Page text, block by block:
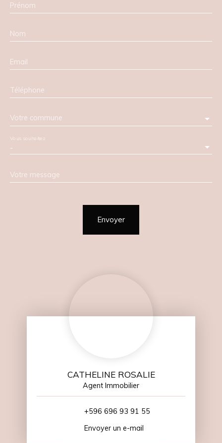
Prénom
Nom
Email
Téléphone
Votre commune
-
Vous souhaitez
Votre message
Envoyer
CATHELINE ROSALIE
Agent Immobilier
+596 696 93 91 55
Envoyer un e-mail